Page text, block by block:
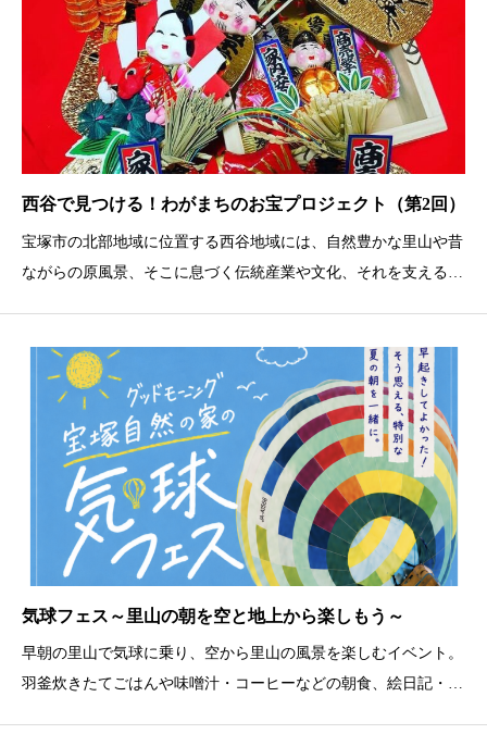
西谷で見つける！わがまちのお宝プロジェクト（第2回）
宝塚市の北部地域に位置する西谷地域には、自然豊かな里山や昔
ながらの原風景、そこに息づく伝統産業や文化、それを支える
の魅力を知り、地域とより深く関わりたいと感じてもらえること
を目指し
気球フェス～里山の朝を空と地上から楽しもう～
早朝の里山で気球に乗り、空から里山の風景を楽しむイベント。
羽釜炊きたてごはんや味噌汁・コーヒーなどの朝食、絵日記・工